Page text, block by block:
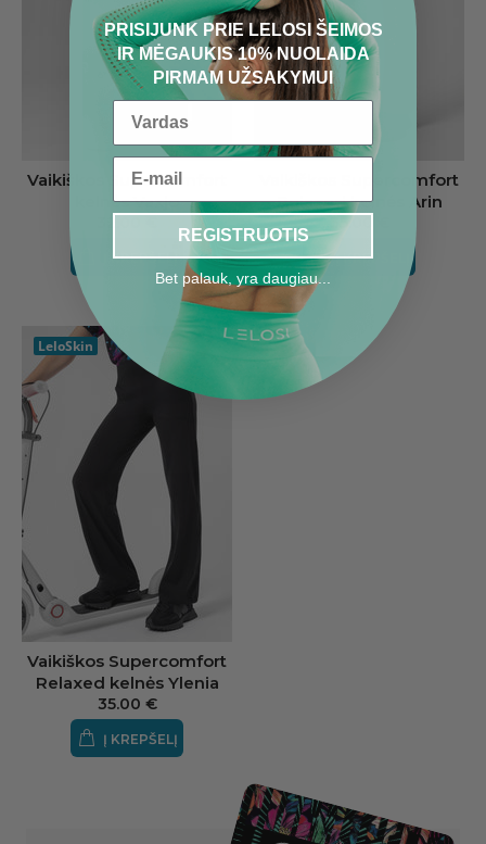
Vaikiškos Supercomfort
kelnės Vaxjo
Į KREPŠELĮ
Vaikiškos Supercomfort
Relaxed kelnės Arin
35.00 €
Į KREPŠELĮ
LeloSkin
Vaikiškos Supercomfort
Relaxed kelnės Ylenia
35.00 €
Į KREPŠELĮ
PRISIJUNK PRIE LELOSI ŠEIMOS
IR MĖGAUKIS 10% NUOLAIDA
PIRMAM UŽSAKYMUI
REGISTRUOTIS
Bet palauk, yra daugiau...